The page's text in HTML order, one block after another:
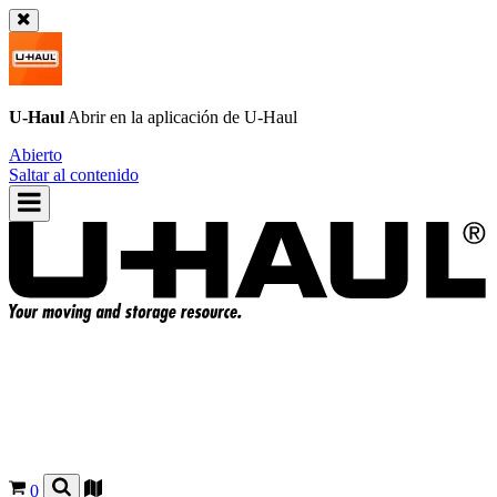
U-Haul Abrir en la aplicación de U-Haul
Abierto
Saltar al contenido
0